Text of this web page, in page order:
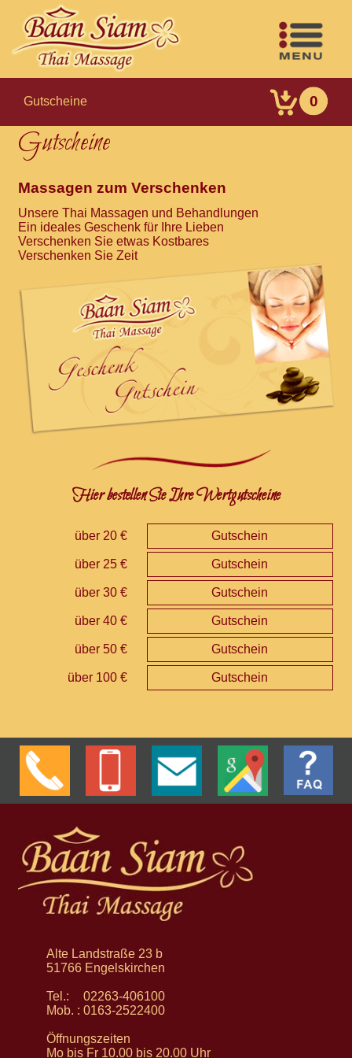
Gutscheine 0
Gutscheine
Massagen zum Verschenken
Unsere Thai Massagen und Behandlungen
Ein ideales Geschenk für Ihre Lieben
Verschenken Sie etwas Kostbares
Verschenken Sie Zeit
Hier bestellen Sie Ihre Wertgutscheine
über 20 € Gutschein
über 25 € Gutschein
über 30 € Gutschein
über 40 € Gutschein
über 50 € Gutschein
über 100 € Gutschein
Alte Landstraße 23 b
51766 Engelskirchen
Tel.:
02263-406100
Mob. : 0163-2522400
Öffnungszeiten
Mo bis Fr10.00 bis 20.00 Uhr